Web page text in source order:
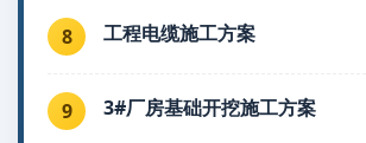
8 工程电缆施工方案
9 3#厂房基础开挖施工方案